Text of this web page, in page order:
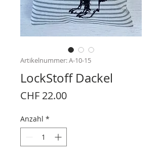
Artikelnummer: A-10-15
LockStoff Dackel
CHF 22.00Preis
Anzahl *